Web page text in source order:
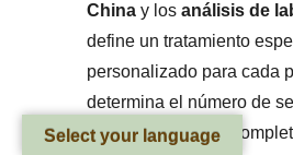
China y los análisis de
define un tratamiento
personalizado para cada
determina el número de
aproximadas para
Select your language